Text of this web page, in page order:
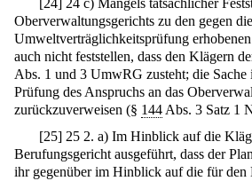
24 24 c) Mangels tatsächlicher
Oberverwaltungsgerichts zu den gegen die
Umweltverträglichkeitsprüfung
auch nicht feststellen, dass den Klägern
Abs. 1 und 3 UmwRG zusteht; die Sache
Prüfung des Anspruchs an das
zurückzuverweisen (§ 144 Abs. 3 Satz 1
[25] 25 2. a) Im Hinblick auf die
Berufungsgericht ausgeführt, dass der
ihr gegenüber im Hinblick auf die für den